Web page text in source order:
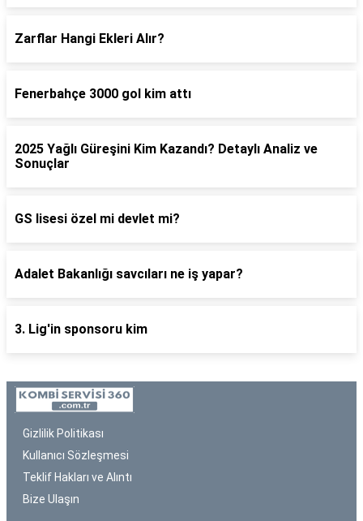
Zarflar Hangi Ekleri Alır?
Fenerbahçe 3000 gol kim attı
2025 Yağlı Güreşini Kim Kazandı? Detaylı Analiz ve
Sonuçlar
GS lisesi özel mi devlet mi?
Adalet Bakanlığı savcıları ne iş yapar?
3. Lig'in sponsoru kim
Gizlilik Politikası
Kullanıcı Sözleşmesi
Teklif Hakları ve Alıntı
Bize Ulaşın